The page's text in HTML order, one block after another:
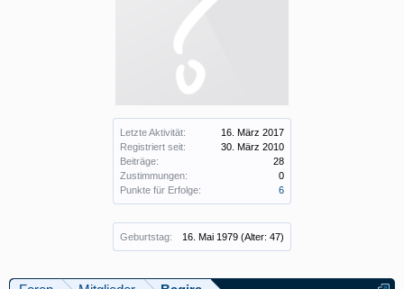
Letzte Aktivität:
16. März 2017
Registriert seit:
30. März 2010
Beiträge:
28
Zustimmungen:
0
Punkte für Erfolge:
6
Geburtstag: 16. Mai 1979 (Alter: 47)